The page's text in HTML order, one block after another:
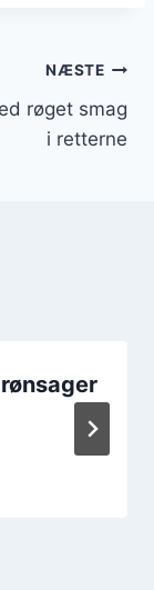
NÆSTE
røget smag
i retterne